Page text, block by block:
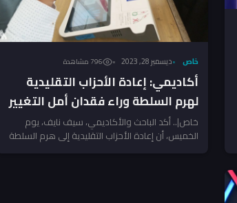
خاص ديسمبر 28, 2023 796 مشاهدة
أكاديمي: إعادة الأحزاب التقليدية
لهرم السلطة وراء فقدان أمل التغيير
بالانتخابات
خاص|.. أكد الباحث والأكاديمي، سيف نايف، يوم
الخميس، أن إعادة الأحزاب التقليدية إلى هرم السلطة